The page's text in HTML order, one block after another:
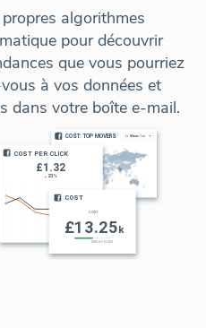
algorithmes
pour découvrir
que vous pourriez
à vos données et
dans votre boîte e-mail.